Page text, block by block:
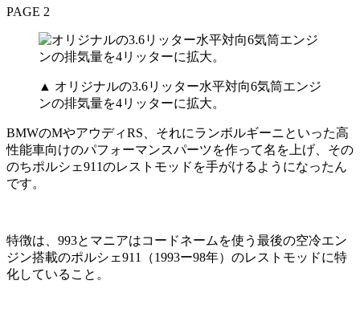
PAGE 2
▲ オリジナルの3.6リッター水平対向6気筒エンジ
ンの排気量を4リッターに拡大。
BMWのMやアウディRS、それにランボルギーニといった高
性能車向けのパフォーマンスパーツを作って名を上げ、その
のちポルシェ911のレストモッドを手がけるようになったん
です。
特徴は、993とマニアはコードネームを使う最後の空冷エン
ジン搭載のポルシェ911（1993ー98年）のレストモッドに特
化していること。